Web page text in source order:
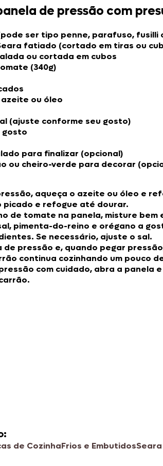
de pressão com
ser tipo penne, parafuso, fusilli
fatiado (cortado em tiras ou
ou cortada em cubos
(340g)
ou óleo
(ajuste conforme seu gosto)
gosto
para finalizar (opcional)
ou cheiro-verde para decorar
aqueça o azeite ou óleo e
picado e refogue até dourar.
de tomate na panela, misture
pimenta-do-reino e orégano a
Se necessário, ajuste o sal.
de pressão e, quando pegar
continua cozinhando um pouco
com cuidado, abra a panela
de CozinhaFrios e EmbutidosSeara